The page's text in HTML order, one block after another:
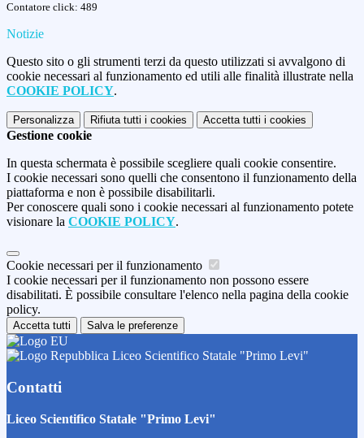
Contatore click: 489
Notizie
Questo sito o gli strumenti terzi da questo utilizzati si avvalgono di
cookie necessari al funzionamento ed utili alle finalità illustrate nella
COOKIE POLICY.
Personalizza Rifiuta tutti i cookies Accetta tutti i cookies
Gestione cookie
In questa schermata è possibile scegliere quali cookie consentire.
I cookie necessari sono quelli che consentono il funzionamento della
piattaforma e non è possibile disabilitarli.
Per conoscere quali sono i cookie necessari al funzionamento potete
visionare la COOKIE POLICY.
Cookie necessari per il funzionamento
I cookie necessari per il funzionamento non possono essere
disabilitati. È possibile consultare l'elenco nella pagina della cookie
policy.
Accetta tutti Salva le preferenze
Liceo Scientifico Statale "Primo Levi"
Contatti
Liceo Scientifico Statale "Primo Levi"